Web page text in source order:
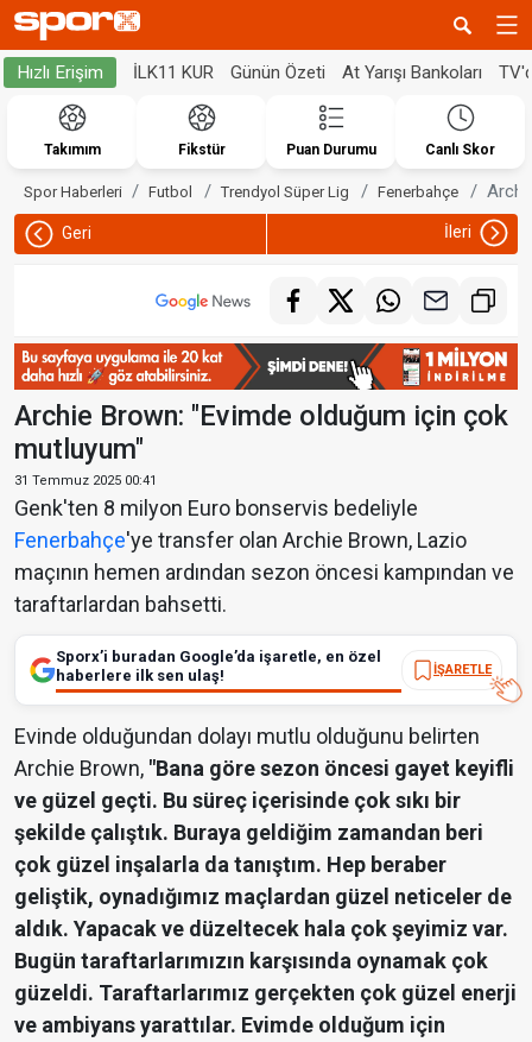
Hızlı Erişim İLK11 KUR Günün Özeti At Yarışı Bankoları
Takımım Fikstür Puan Durumu Canlı Skor
Spor Haberleri Futbol Trendyol Süper Lig Fenerbahçe
Geri İleri
Archie Brown: "Evimde olduğum için çok
mutluyum"
31 Temmuz 2025 00:41
Genk'ten 8 milyon Euro bonservis bedeliyle
Fenerbahçe'ye transfer olan Archie Brown, Lazio
maçının hemen ardından sezon öncesi kampından ve
taraftarlardan bahsetti.
Sporx’i buradan Google’da işaretle, en özel
haberlere ilk sen ulaş!
İŞARETLE
Evinde olduğundan dolayı mutlu olduğunu belirten
Archie Brown, "Bana göre sezon öncesi gayet keyifli
ve güzel geçti. Bu süreç içerisinde çok sıkı bir
şekilde çalıştık. Buraya geldiğim zamandan beri
çok güzel inşalarla da tanıştım. Hep beraber
geliştik, oynadığımız maçlardan güzel neticeler de
aldık. Yapacak ve düzeltecek hala çok şeyimiz var.
Bugün taraftarlarımızın karşısında oynamak çok
güzeldi. Taraftarlarımız gerçekten çok güzel enerji
ve ambiyans yarattılar. Evimde olduğum için